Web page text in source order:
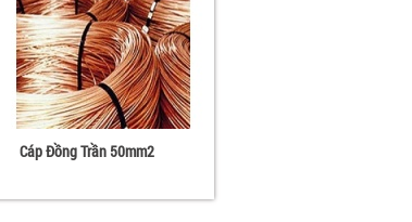
Cáp Đồng Trần 50mm2